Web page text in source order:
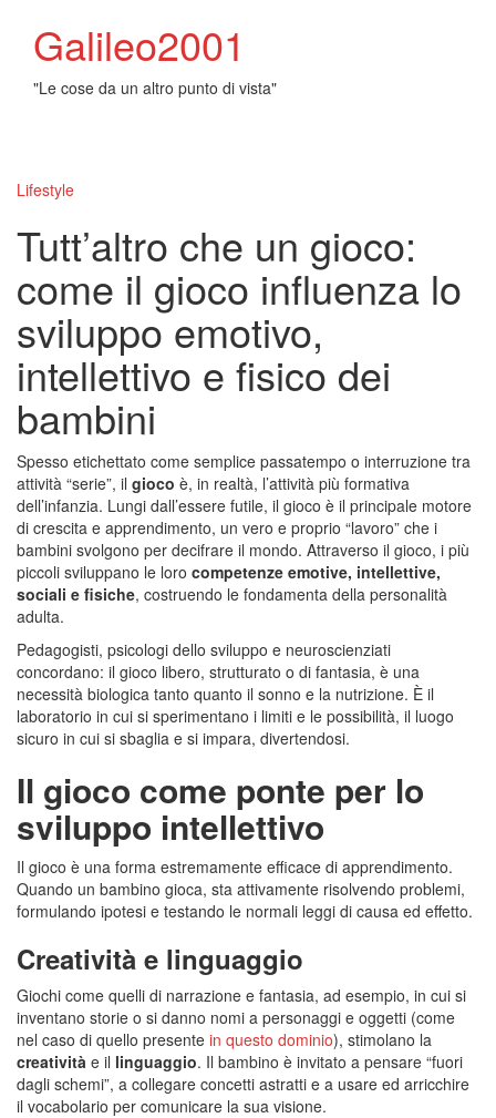
Galileo2001
"Le cose da un altro punto di vista"
Lifestyle
Tutt’altro che un gioco:
come il gioco influenza lo
sviluppo emotivo,
intellettivo e fisico dei
bambini
Spesso etichettato come semplice passatempo o interruzione tra
attività “serie”, il gioco è, in realtà, l’attività più formativa
dell’infanzia. Lungi dall’essere futile, il gioco è il principale motore
di crescita e apprendimento, un vero e proprio “lavoro” che i
bambini svolgono per decifrare il mondo. Attraverso il gioco, i più
piccoli sviluppano le loro competenze emotive, intellettive,
sociali e fisiche, costruendo le fondamenta della personalità
adulta.
Pedagogisti, psicologi dello sviluppo e neuroscienziati
concordano: il gioco libero, strutturato o di fantasia, è una
necessità biologica tanto quanto il sonno e la nutrizione. È il
laboratorio in cui si sperimentano i limiti e le possibilità, il luogo
sicuro in cui si sbaglia e si impara, divertendosi.
Il gioco come ponte per lo
sviluppo intellettivo
Il gioco è una forma estremamente efficace di apprendimento.
Quando un bambino gioca, sta attivamente risolvendo problemi,
formulando ipotesi e testando le normali leggi di causa ed effetto.
Creatività e linguaggio
Giochi come quelli di narrazione e fantasia, ad esempio, in cui si
inventano storie o si danno nomi a personaggi e oggetti (come
nel caso di quello presente in questo dominio), stimolano la
creatività e il linguaggio. Il bambino è invitato a pensare “fuori
dagli schemi”, a collegare concetti astratti e a usare ed arricchire
il vocabolario per comunicare la sua visione.